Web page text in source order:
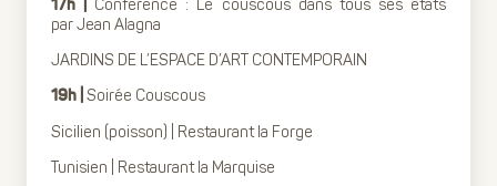
17h | Conférence : Le couscous dans tous ses états
par Jean Alagna
JARDINS DE L’ESPACE D’ART CONTEMPORAIN
19h | Soirée Couscous
Sicilien (poisson) | Restaurant la Forge
Tunisien | Restaurant la Marquise